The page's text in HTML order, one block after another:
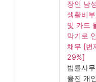
장인 남
생활비
및 카드
막기로
채무 [변
29%]
법률사
율진 개